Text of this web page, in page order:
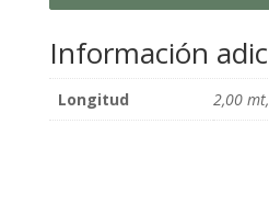
Información
Longitud 2,00